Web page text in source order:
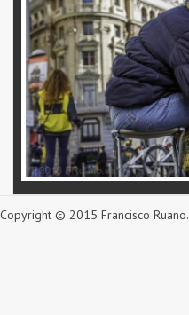
Copyright © 2015 Francisco Ruano.